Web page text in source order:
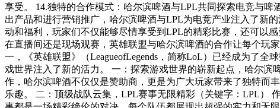
享受。 14.独特的合作模式：哈尔滨啤酒与LPL共同探索电竞与啤酒文化的结合。 -哈尔滨啤酒与LPL通过独特的合作模式，共同探索电竞与啤酒文化的结合可能性。 -通过共同举办活动、推
出产品和进行营销推广，哈尔滨啤酒与LPL为电竞产业注入了新的活力。 15.英雄联盟与哈尔滨啤酒的合作为游戏玩家带来了全新的观赛体验，打破了传统的游戏和啤酒的
动和福利，玩家们不仅能够尽情享受到LPL的精彩比赛，还可以
在直播间还是现场观赛，英雄联盟与哈尔滨啤酒的合作让每个玩家都能够畅享LPL无限精彩。 英雄联盟与哈尔滨啤酒共同打造无限
一，《英雄联盟》（LeagueofLegends，简称LoL）已经成为了
戏世界注入了新的活力。 一：探索游戏世界的崭新起点，哈尔滨啤酒邀您共享LPL精彩（主标题） 哈尔滨啤酒以其对于创新和激情的执着追求，成为了LPL的重要合作伙伴。通过这次合
作，哈尔滨啤酒不仅仅是赞助商，更是为广大玩家带来了独特而
乐趣。 二：顶级战队云集，LPL赛事无限精彩（关键字：LPL） 作为中国顶级的职业电竞联赛，LPL不仅仅吸引了众多国内知名电竞战队，也吸引了来自世界各地的顶尖选手。每一场LPL赛